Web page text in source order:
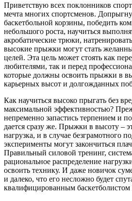
Приветствую всех поклонников
мечта многих спортсменов.
баскетбольной корзины, победить
небольшого роста, научиться
акробатические трюки,
высокие прыжки могут стать
целей. Эта цель может стоять как
любителями, так и перед
которые должны освоить прыжки в
карьерных высот и долгожданных
Как научиться высоко прыгать без
максимальной эффективностью?
непременно запастись терпением и
дается сразу же. Прыжки в высоту –
нагрузка, и в случае безграмотного
эксперименты могут закончиться
Правильный силовой тренинг,
рациональное распределение
освоить технику. И даже новичок
и далеко, что его несложно будет
квалифицированным